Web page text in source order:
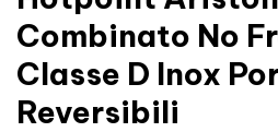
Combinato No
Classe D Inox
Reversibili